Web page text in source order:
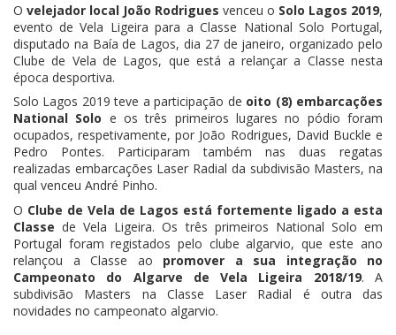
O velejador local João Rodrigues venceu o Solo Lagos 2019,
evento de Vela Ligeira para a Classe National Solo Portugal,
disputado na Baía de Lagos, dia 27 de janeiro, organizado pelo
Clube de Vela de Lagos, que está a relançar a Classe nesta
época desportiva.
Solo Lagos 2019 teve a participação de oito (8) embarcações
National Solo e os três primeiros lugares no pódio foram
ocupados, respetivamente, por João Rodrigues, David Buckle e
Pedro Pontes. Participaram também nas duas regatas
realizadas embarcações Laser Radial da subdivisão Masters, na
qual venceu André Pinho.
O Clube de Vela de Lagos está fortemente ligado a esta
Classe de Vela Ligeira. Os três primeiros National Solo em
Portugal foram registados pelo clube algarvio, que este ano
relançou a Classe ao promover a sua integração no
Campeonato do Algarve de Vela Ligeira 2018/19. A
subdivisão Masters na Classe Laser Radial é outra das
novidades no campeonato algarvio.